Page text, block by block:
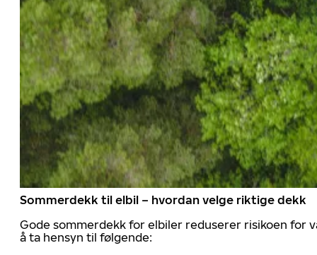
Sommerdekk til elbil – hvordan velge riktige dekk
Gode sommerdekk for elbiler reduserer risikoen for
å ta hensyn til følgende: